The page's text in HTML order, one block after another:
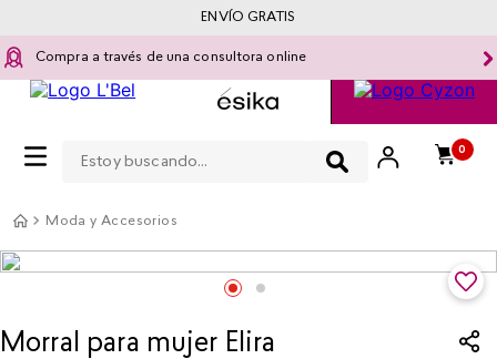
Compra a través de una consultora online
0
ENVÍO GRATIS
Moda y Accesorios
Morral para mujer Elira